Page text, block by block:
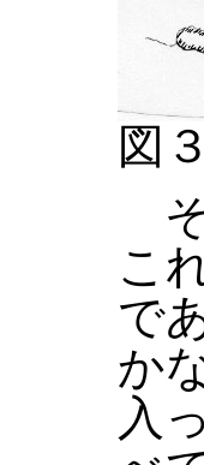
図３
そ
こ
で
か
入